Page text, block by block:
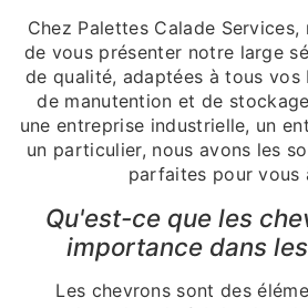
Chez Palettes Calade
de vous présenter notre large
de qualité, adaptées à tous vos
de manutention et de
une entreprise industrielle, un
un particulier, nous avons les
parfaites pour vous
Qu'est-ce que les
importance dans
Les chevrons sont des